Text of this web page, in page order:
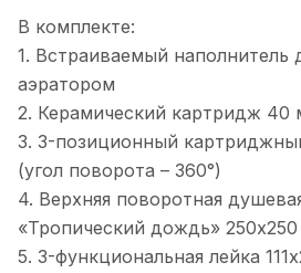
В комплекте:
1. Встраиваемый наполнитель
аэратором
2. Керамический картридж 40
3. 3-позиционный
(угол поворота – 360°)
4. Верхняя поворотная
«Тропический дождь»
5. 3-функциональная лейка